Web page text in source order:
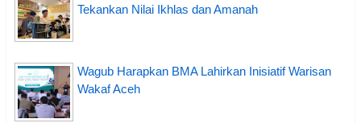
Tekankan Nilai Ikhlas dan Amanah
Wagub Harapkan BMA Lahirkan Inisiatif Warisan
Wakaf Aceh